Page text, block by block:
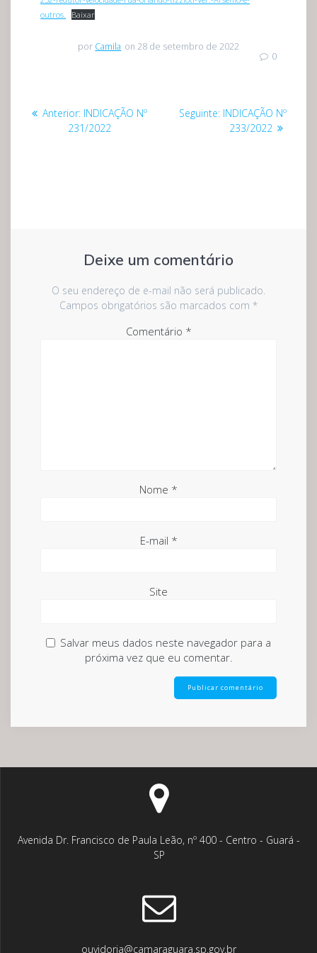
outros.
Baixar
por Camila on 28 de setembro de 2022
0
Navegação
Anterior: Post
anterior:
INDICAÇÃO Nº
231/2022
Seguinte: Post
seguinte:
INDICAÇÃO Nº
233/2022
Deixe um comentário
O seu endereço de e-mail não será publicado.
Campos obrigatórios são marcados com *
Comentário *
Nome *
E-mail *
Site
Salvar meus dados neste navegador para a
próxima vez que eu comentar.
Avenida Dr. Francisco de Paula Leão, nº 400 - Centro - Guará -
SP
ouvidoria@camaraguara.sp.gov.br